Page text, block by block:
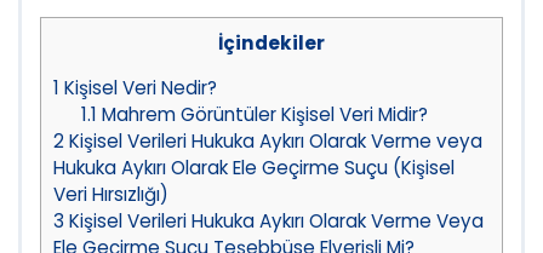
İçindekiler
1 Kişisel Veri Nedir?
1.1 Mahrem Görüntüler Kişisel Veri Midir?
2Kişisel Verileri Hukuka Aykırı Olarak Verme veya
Hukuka Aykırı Olarak Ele Geçirme Suçu (Kişisel
Veri Hırsızlığı)
3 Kişisel Verileri Hukuka Aykırı Olarak Verme Veya
Ele Geçirme Suçu Teşebbüse Elverişli Mi?